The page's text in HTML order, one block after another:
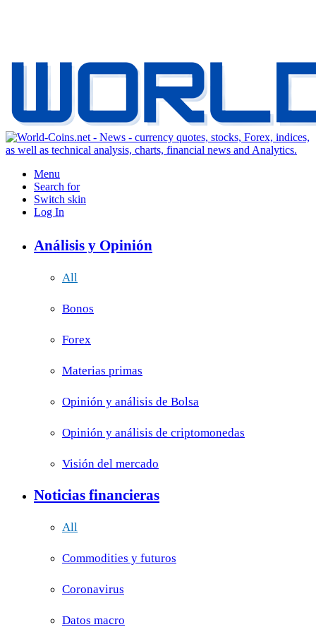
Menu
Search for
Switch skin
Log In
Análisis y Opinión
All
Bonos
Forex
Materias primas
Opinión y análisis de Bolsa
Opinión y análisis de criptomonedas
Visión del mercado
Noticias financieras
All
Commodities y futuros
Coronavirus
Datos macro